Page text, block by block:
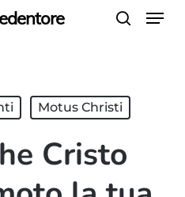
Menu
Motus Christi
Cristo